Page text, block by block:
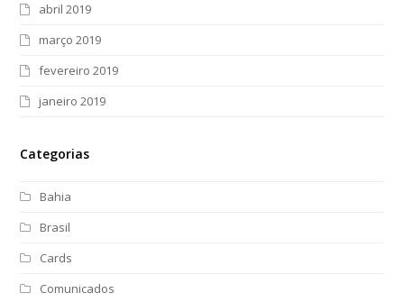
abril 2019
março 2019
fevereiro 2019
janeiro 2019
Categorias
Bahia
Brasil
Cards
Comunicados